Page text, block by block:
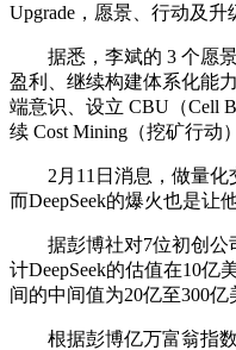
Upgrade，愿景、行动及升
据悉，李斌的 3 个愿景
盈利、继续构建体系化能
端意识、设立 CBU（Cell
续 Cost Mining（挖矿行动
2月11日消息，做量化
而DeepSeek的爆火也是让
据彭博社对7位初创公
计DeepSeek的估值在10亿
间的中间值为20亿至300亿
根据彭博亿万富翁指数